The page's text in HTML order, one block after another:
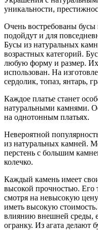
уникальности,
Очень востребованы
подойдут и для
Бусы из натуральных
возрастных категорий.
любую форму и размер. Их
использован. На
сердолик, топаз, янтарь,
Каждое платье станет
натуральными камнями.
на однотонным платьях.
Невероятной
из натуральных камней.
перстень с большим
колечко.
Каждый камень имеет
высокой прочностью. Его
смотря на невысокую
иметь высокую
влиянию внешней среды,
огранку. Из агата делают